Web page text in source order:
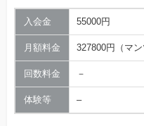
入会金 55000円
月額料金 327800円（マ
回数料金 －
体験等 –